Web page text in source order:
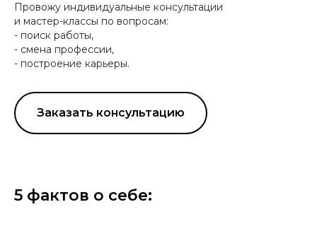
Провожу индивидуальные консультации
и мастер-классы по вопросам:
- поиск работы,
- смена профессии,
- построение карьеры.
Заказать консультацию
5 фактов о себе: